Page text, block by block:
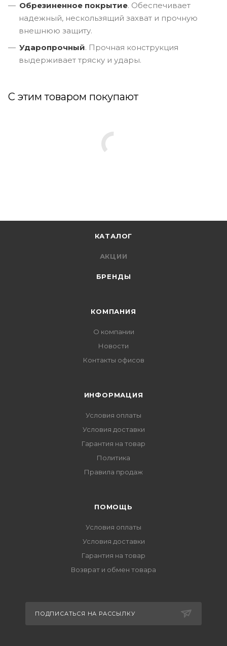
Обрезиненное покрытие. Обеспечивает
надежный, нескользящий захват и прочную
внешнюю защиту.
Ударопрочный. Прочная конструкция
выдерживает тряску и удары.
С этим товаром покупают
КАТАЛОГ
АКЦИИ
БРЕНДЫ
КОМПАНИЯ
О компании
Новости
Контакты офисов
ИНФОРМАЦИЯ
Условия оплаты
Условия доставки
Гарантия на товар
Политика
Правила продаж
ПОМОЩЬ
Условия оплаты
Условия доставки
Гарантия на товар
Возврат и обмен товара
ПОДПИСАТЬСЯ НА РАССЫЛКУ